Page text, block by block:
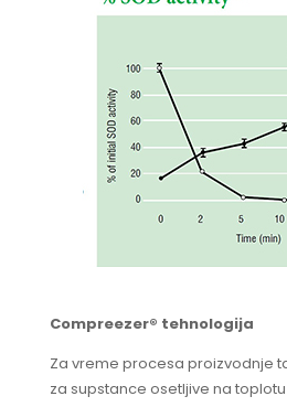
Compreezer® tehnologija
Za vreme procesa proizvodnje
za supstance osetljive na